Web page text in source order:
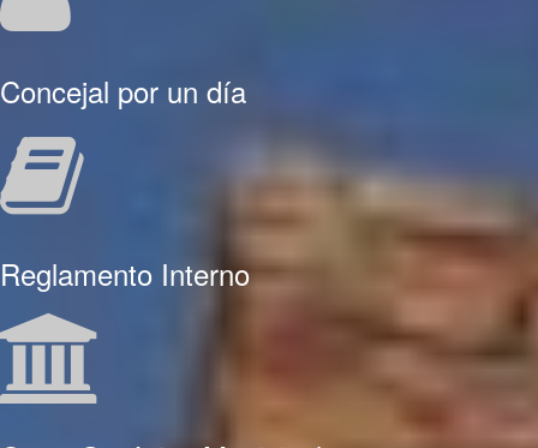
Concejal por un día
Reglamento Interno